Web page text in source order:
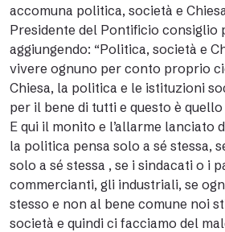
accomuna politica, società e
Presidente del Pontificio consiglio
aggiungendo: “Politica, società e
vivere ognuno per conto proprio
Chiesa, la politica e le istituzioni
per il bene di tutti e questo è
E qui il monito e l’allarme lanciato
la politica pensa solo a sé stessa,
solo a sé stessa , se i sindacati o i
commercianti, gli industriali, se
stesso e non al bene comune noi
società e quindi ci facciamo del